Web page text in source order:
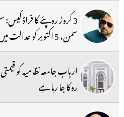
3 کروڑ روپئے کا فراڈ
سمن، 5 اکتوبر کو عدالت میں پیش ہونے کا حکم
ارباب جامعہ نظامیہ کو
روکا جا رہا ہے